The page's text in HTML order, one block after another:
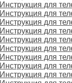
Инструкция для
Инструкция для
Инструкция для
Инструкция для
Инструкция для
Инструкция для
Инструкция для
Инструкция для
Инструкция для